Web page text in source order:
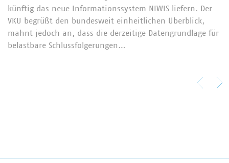
künftig das neue Informationssystem NIWIS liefern. Der
VKU begrüßt den bundesweit einheitlichen Überblick,
mahnt jedoch an, dass die derzeitige Datengrundlage für
belastbare Schlussfolgerungen…